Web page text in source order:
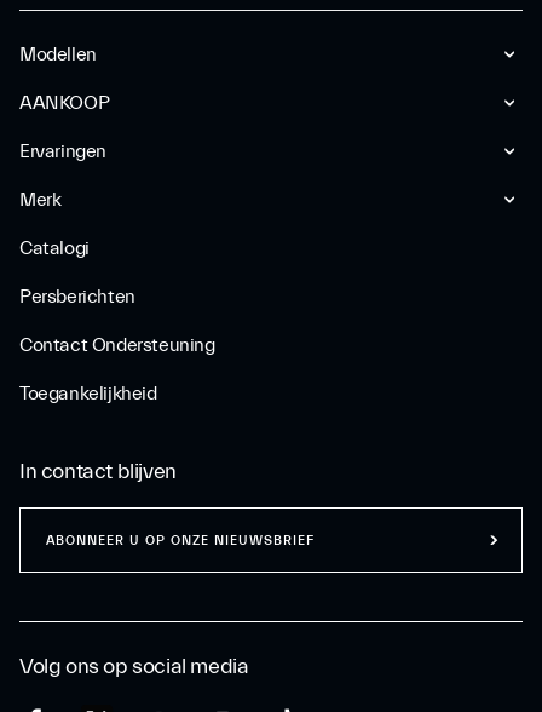
Modellen
AANKOOP
Ervaringen
Merk
Catalogi
Persberichten
Contact Ondersteuning
Toegankelijkheid
Volg ons op social media
In contact blijven
ABONNEER U OP ONZE NIEUWSBRIEF